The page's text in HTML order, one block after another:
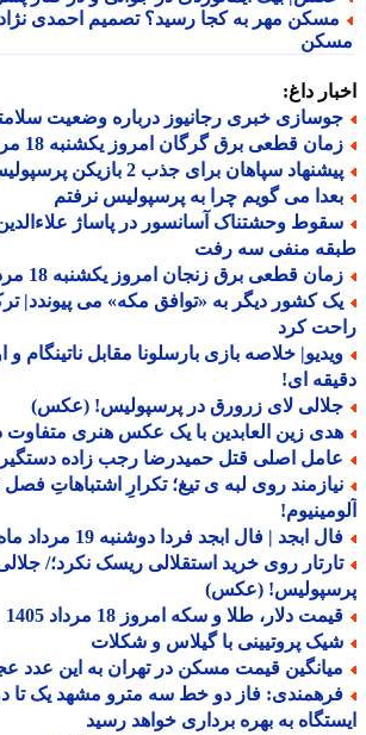
داغ:
خبری رجانیوز درباره وضعیت سلامتی
قطعی برق گرگان امروز یکشنبه 18 مرداد (خاموشی برق)
سپاهان برای جذب 2 بازیکن پرسپولیس
می گویم چرا به پرسپولیس نرفتم
وحشتناک آسانسور در پاساژ علاءالدین /
منفی سه رفت
قطعی برق زنجان امروز یکشنبه 18 مرداد (خاموشی برق)
کشور دیگر به «توافق مکه» می پیوندد| ترکیه
کرد
ای!
لای زرورق در پرسپولیس! (عکس)
زین العابدین با یک عکس هنری متفاوت
اصلی قتل حمیدرضا رجب زاده دستگیر شد
روی لبه ی تیغ؛ تکرارِ اشتباهاتِ فصل قبل
ابجد | فال ابجد فردا دوشنبه 19 مرداد ماه 1405
روی خرید استقلالی ریسک نکرد؛/ جلالی
(عکس)
دلار، طلا و سکه امروز 18 مرداد 1405
پروتیینی با گیلاس و شکلات
قیمت مسکن در تهران به این عدد
فاز دو خط سه مترو مشهد یک تا دو
به بهره برداری خواهد رسید